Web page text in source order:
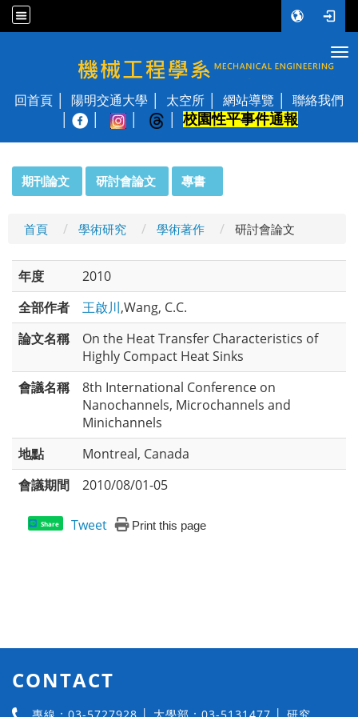
國立陽明交通大學 機械工程學系
回首頁 陽明交通大學 太空所 網站導覽
聯絡我們
校園性平事件通報
期刊論文 研討會論文 專書
首頁 學術研究 學術著作 研討會論文
年度
2010
全部作者
王啟川,Wang, C.C.
論文名稱
On the Heat Transfer Characteristics of
Highly Compact Heat Sinks
會議名稱
8th International Conference on
Nanochannels, Microchannels and
Minichannels
地點
Montreal, Canada
會議期間
2010/08/01-05
Share Tweet Print this page
CONTACT